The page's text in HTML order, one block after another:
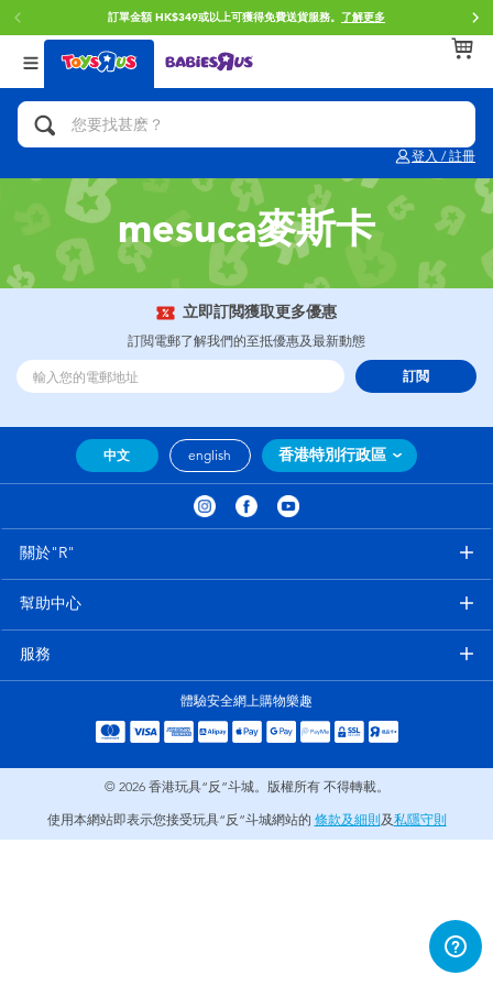
訂單金額 HK$349或以上可獲得免費送貨服務。 了解更多
登入 / 註冊
返回
分類目錄
人氣英雄,角色扮演,射擊玩具
單車,滑板車,騎乘車
拼砌組合及樂高LEGO
玩具車,貨車,火車及遙控系列
手工藝,文具,蠟筆,泥膠,畫板
娃娃, 芭比,收藏公仔
益智學習玩具
戶外及運動用品
角色扮演及造型系列
返回
品牌
Brunch Brother 早午餐兄弟
Toy Story反斗奇兵
Spider-Man蜘蛛俠
Mini Brands
Play-Doh培樂多
Pokemon寶可夢
LeapFrog跳跳蛙
Globber高樂寶
返回
年齢
0~2歳
3~4歳
5~7歳
12~14歳
14歳以上
mesuca麥斯卡
立即訂閲獲取更多優惠
訂閲電郵了解我們的至抵優惠及最新動態
訂閲
中文 english 香港特別行政區
關於"R"
幫助中心
服務
體驗安全網上購物樂趣
© 2026 香港玩具“反”斗城。版權所有 不得轉載。
使用本網站即表示您接受玩具“反”斗城網站的 條款及細則 及私隱守則